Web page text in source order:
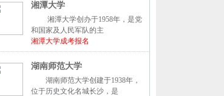
湘潭大学
湘潭大学创办于1958年，是党
和国家及人民军队的主
湘潭大学成考报名
湖南师范大学
湖南师范大学创建于1938年，
位于历史文化名城长沙，是